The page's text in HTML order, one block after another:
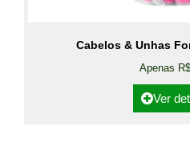
Cabelos & Unhas
Apenas
Ver